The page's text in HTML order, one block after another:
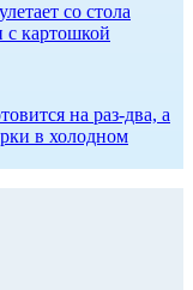
со стола
с картошкой
на раз-два, а
в холодном